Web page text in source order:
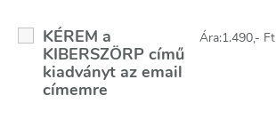
KÉREM a
KIBERSZÖRP című
kiadványt az email
címemre
Ára:1.490,- Ft